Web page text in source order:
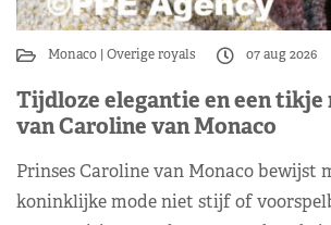
Monaco Overige royals 07 aug 2026
Tijdloze elegantie en een
van Caroline van Monaco
Prinses Caroline van Monaco bewijst
koninklijke mode niet stijf of